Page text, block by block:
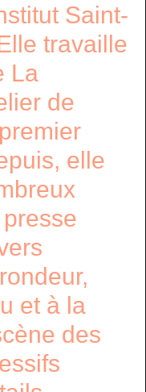
Saint-
travaille
La
de
elle
et à la
des